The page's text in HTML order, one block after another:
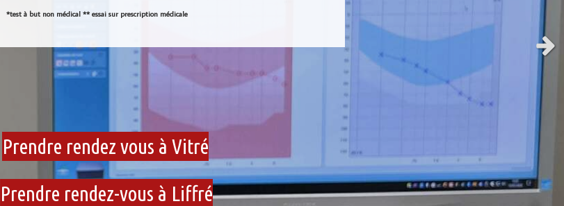
*test à but non médical ** essai sur prescription médicale
Prendre rendez vous à Vitré
Prendre rendez-vous à Liffré